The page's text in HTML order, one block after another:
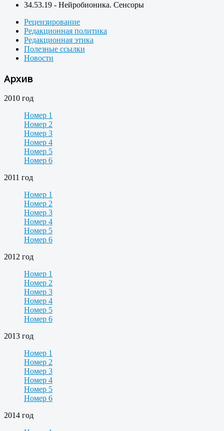
34.53.19 - Нейробионика. Сенсоры
Рецензирование
Редакционная политика
Редакционная этика
Полезные ссылки
Новости
Архив
2010 год
Номер 1
Номер 2
Номер 3
Номер 4
Номер 5
Номер 6
2011 год
Номер 1
Номер 2
Номер 3
Номер 4
Номер 5
Номер 6
2012 год
Номер 1
Номер 2
Номер 3
Номер 4
Номер 5
Номер 6
2013 год
Номер 1
Номер 2
Номер 3
Номер 4
Номер 5
Номер 6
2014 год